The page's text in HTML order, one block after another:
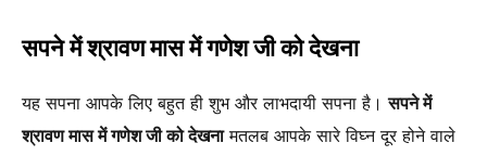
सपने में श्रावण मास में गणेश जी को देखना
यह सपना आपके लिए बहुत ही शुभ और लाभदायी सपना है।सपने में
श्रावण मास में गणेश जी को देखनामतलब आपके सारे विघ्न दूर होने वाले